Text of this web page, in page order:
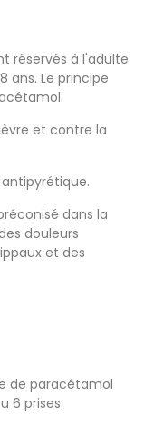
réservés à l'adulte
ans. Le principe
et contre la
dans la
douleurs
et des
de paracétamol
6 prises.